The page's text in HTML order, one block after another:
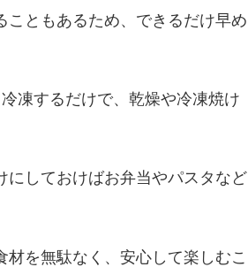
こともあるため、できるだけ早め
凍するだけで、乾燥や冷凍焼け
にしておけばお弁当やパスタなど
を無駄なく、安心して楽しむこ